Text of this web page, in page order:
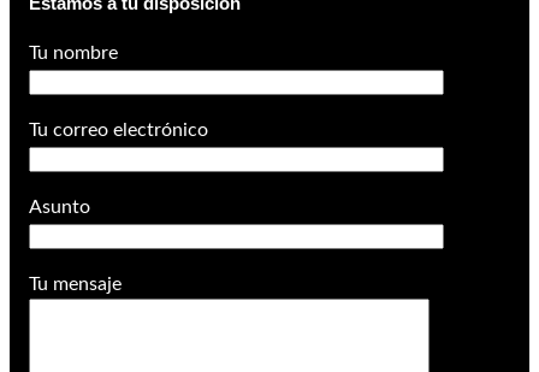
Tu nombre
Tu correo electrónico
Asunto
Tu mensaje